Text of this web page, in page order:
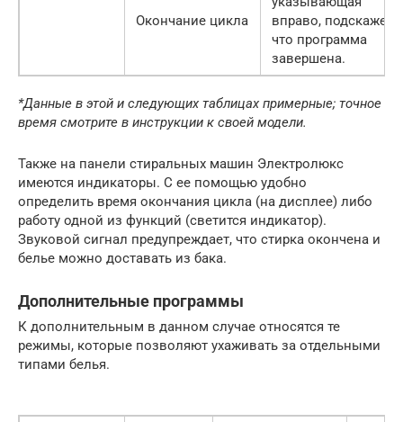
Окончание цикла
вправо, подскажет,
что программа
завершена.
*Данные в этой и следующих таблицах примерные; точное
время смотрите в инструкции к своей модели.
Также на панели стиральных машин Электролюкс
имеются индикаторы. С ее помощью удобно
определить время окончания цикла (на дисплее) либо
работу одной из функций (светится индикатор).
Звуковой сигнал предупреждает, что стирка окончена и
белье можно доставать из бака.
Дополнительные программы
К дополнительным в данном случае относятся те
режимы, которые позволяют ухаживать за отдельными
типами белья.